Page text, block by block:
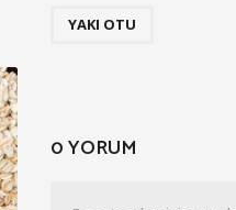
YAKI OTU
0 YORUM